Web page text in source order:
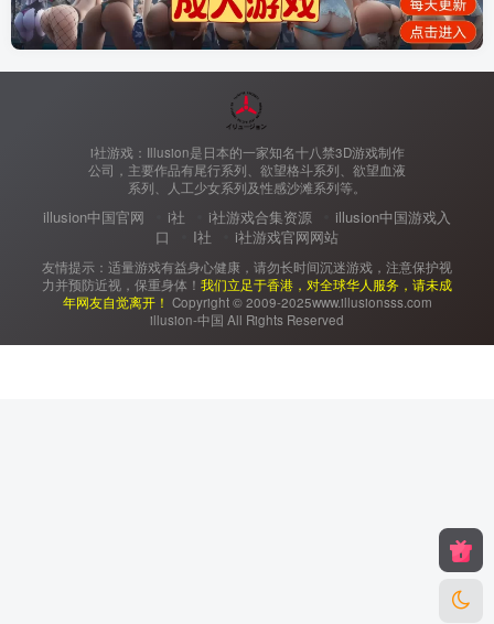
i社游戏：Illusion是日本的一家知名十八禁3D游戏制作
公司，主要作品有尾行系列、欲望格斗系列、欲望血液
系列、人工少女系列及性感沙滩系列等。
illusion中国官网 i社 i社游戏合集资源
illusion中国游戏入
口
I社 i社游戏官网网站
友情提示：适量游戏有益身心健康，请勿长时间沉迷游戏，注意保护视
力并预防近视，保重身体！ 我们立足于香港，对全球华人服务，请未成
年网友自觉离开！ Copyright © 2009-2025www.illusionsss.com
illusion-中国 All Rights Reserved